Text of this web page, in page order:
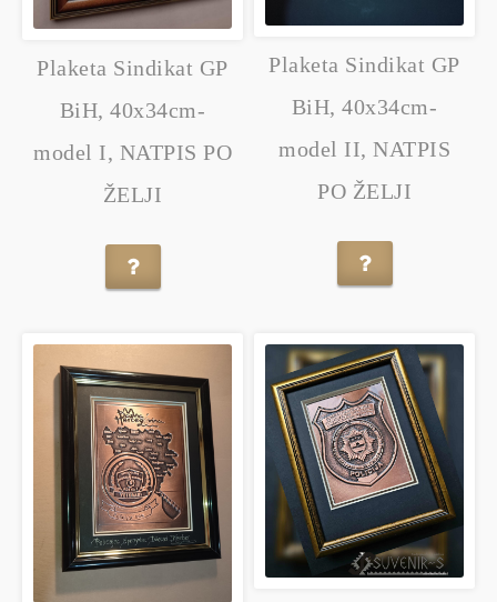
Plaketa Sindikat GP
BiH, 40x34cm-
model I, NATPIS PO
ŽELJI
Plaketa Sindikat GP
BiH, 40x34cm-
model II, NATPIS
PO ŽELJI